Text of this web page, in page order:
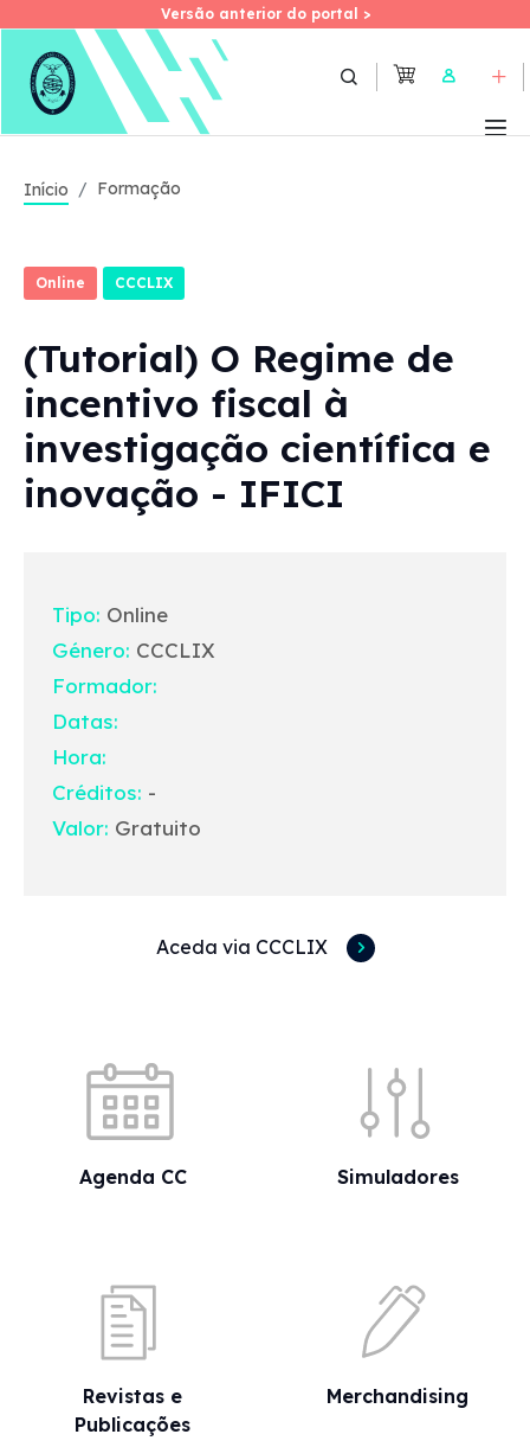
Skip
Versão anterior do portal >
Versão anterior do portal >
User
Início Formação
Online CCCLIX
(Tutorial) O Regime de
incentivo fiscal à
investigação científica e
inovação - IFICI
Tipo: Online
Género: CCCLIX
Formador:
Datas:
Hora:
Créditos: -
Valor: Gratuito
Aceda via CCCLIX
Agenda CC Simuladores
Revistas e
Publicações
Merchandising